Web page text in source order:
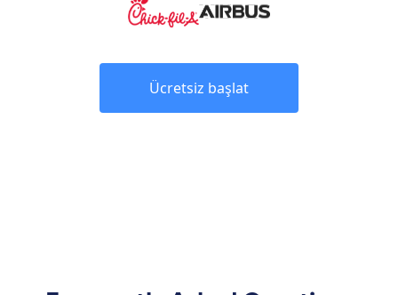
Ücretsiz başlat